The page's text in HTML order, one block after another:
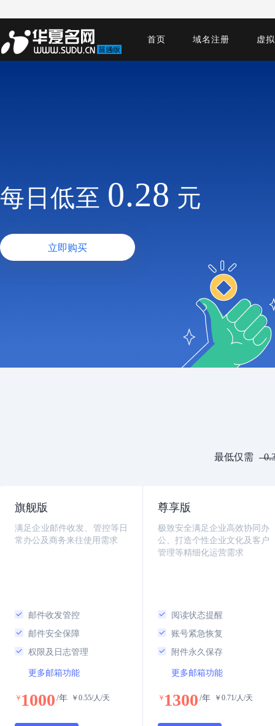
首页 域名注册 虚
每日低至 0.28 元
立即购买
最低仅需
旗舰版
满足企业邮件收发、管控等日
常办公及商务来往使用需求
邮件收发管控
邮件安全保障
权限及日志管理
更多邮箱功能
￥ 1000 /年 ￥ 0.55/人/天
尊享版
极致安全满足企业高效协同办
公、打造个性企业文化及客户
管理等精细化运营需求
阅读状态提醒
账号紧急恢复
附件永久保存
更多邮箱功能
￥ 1300 /年 ￥ 0.71/人/天